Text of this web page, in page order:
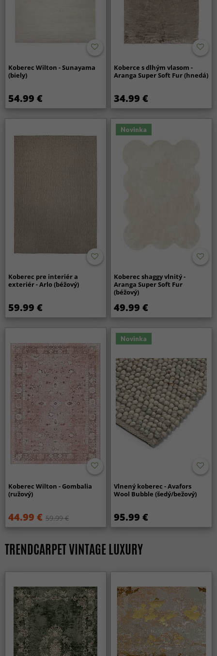
Koberec Wilton - Sunayama
(biely)
54.99 €
Koberce s dlhým vlasom -
Aranga Super Soft Fur (hnedá)
34.99 €
Koberec pre interiér a
exteriér - Arlo (béžový)
59.99 €
Novinka
Koberec shaggy vlnitý -
Aranga Super Soft Fur
(béžový)
49.99 €
Koberec Wilton - Gombalia
(ružový)
44.99 € 59.99 €
Novinka
Vlnený koberec - Avafors
Wool Bubble (šedý/bežový)
95.99 €
TRENDCARPET VINTAGE LUXURY